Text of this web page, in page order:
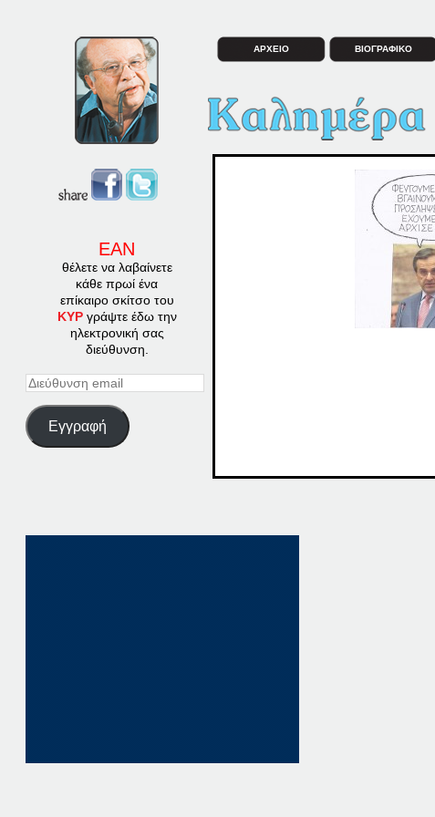
ΕΑΝ
θέλετε να λαβαίνετε
κάθε πρωί ένα
επίκαιρο σκίτσο του
ΚΥΡγράψτε έδω την
ηλεκτρονική σας
διεύθυνση.
Διεύθυνση
Εγγραφή
ΑΡΧΕΙΟ ΒΙΟΓΡΑΦΙΚΟ